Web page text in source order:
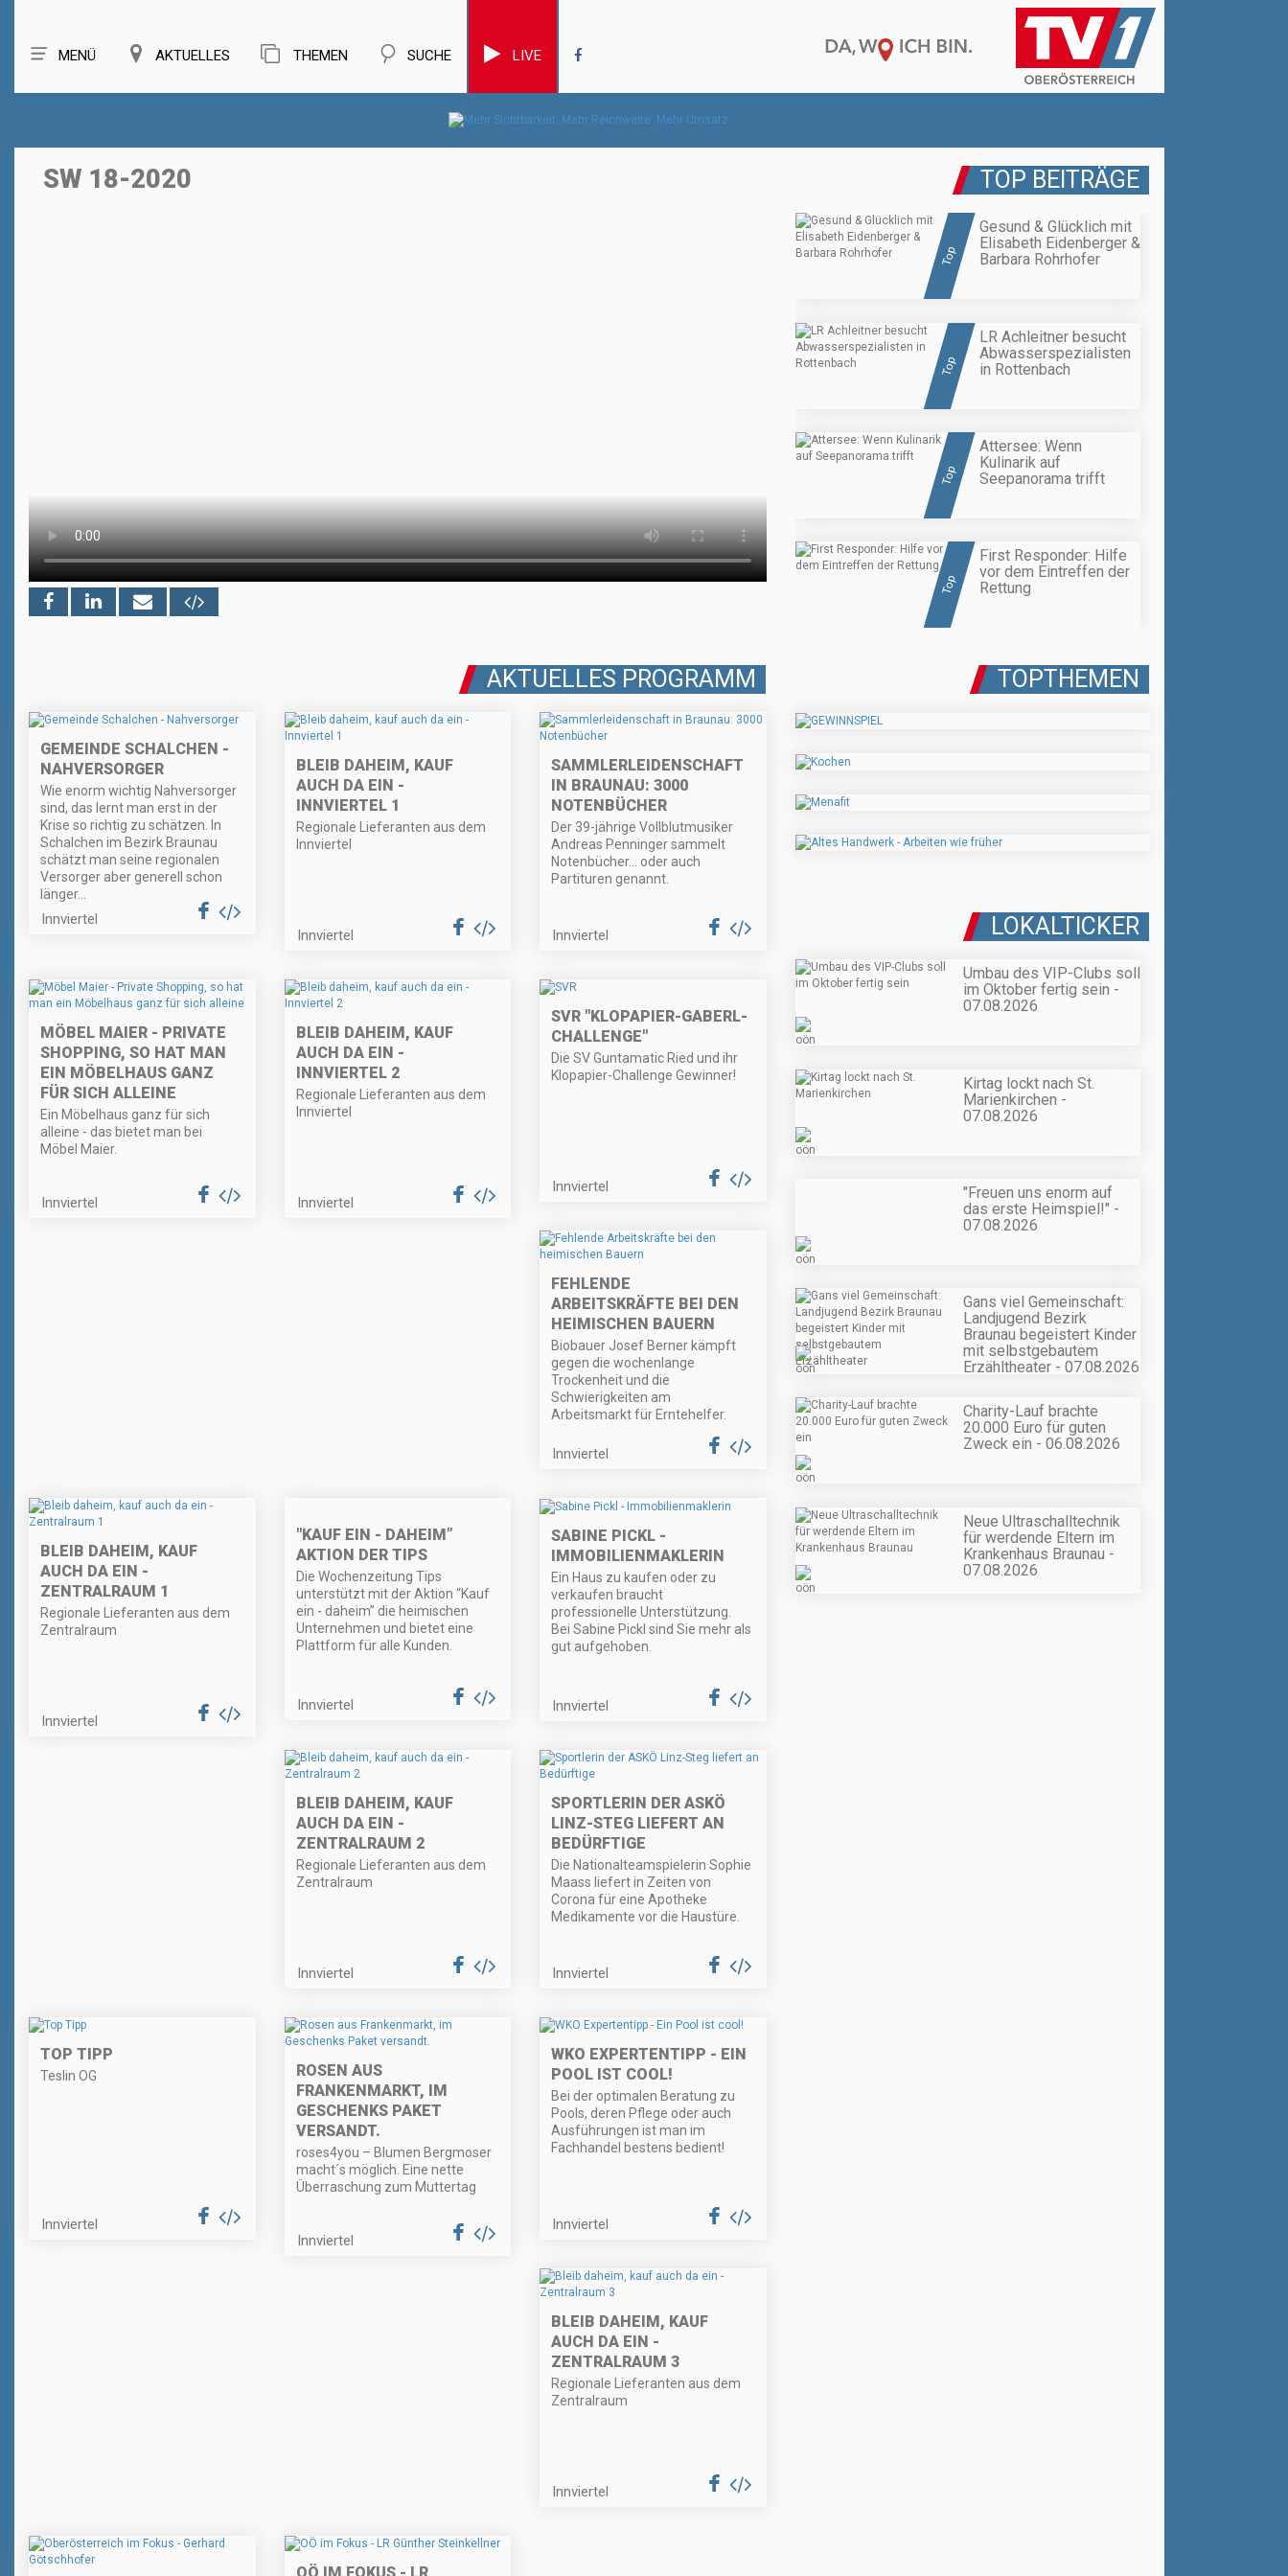
MENÜ AKTUELLES THEMEN SUCHE LIVE
SW 18-2020 TOP BEITRÄGE
Top
Gesund & Glücklich mit
Elisabeth Eidenberger &
Barbara Rohrhofer
Top
LR Achleitner besucht
Abwasserspezialisten
in Rottenbach
Top
Attersee: Wenn
Kulinarik auf
Seepanorama trifft
Top
First Responder: Hilfe
vor dem Eintreffen der
Rettung
AKTUELLES PROGRAMM
GEMEINDE SCHALCHEN -
NAHVERSORGER
Wie enorm wichtig Nahversorger
sind, das lernt man erst in der
Krise so richtig zu schätzen. In
Schalchen im Bezirk Braunau
schätzt man seine regionalen
Versorger aber generell schon
länger...
Innviertel
BLEIB DAHEIM, KAUF
AUCH DA EIN -
INNVIERTEL 1
Regionale Lieferanten aus dem
Innviertel
Innviertel
SAMMLERLEIDENSCHAFT
IN BRAUNAU: 3000
NOTENBÜCHER
Der 39-jährige Vollblutmusiker
Andreas Penninger sammelt
Notenbücher... oder auch
Partituren genannt.
Innviertel
MÖBEL MAIER - PRIVATE
SHOPPING, SO HAT MAN
EIN MÖBELHAUS GANZ
FÜR SICH ALLEINE
Ein Möbelhaus ganz für sich
alleine - das bietet man bei
Möbel Maier.
Innviertel
BLEIB DAHEIM, KAUF
AUCH DA EIN -
INNVIERTEL 2
Regionale Lieferanten aus dem
Innviertel
Innviertel
SVR "KLOPAPIER-GABERL-
CHALLENGE"
Die SV Guntamatic Ried und ihr
Klopapier-Challenge Gewinner!
Innviertel
FEHLENDE
ARBEITSKRÄFTE BEI DEN
HEIMISCHEN BAUERN
Biobauer Josef Berner kämpft
gegen die wochenlange
Trockenheit und die
Schwierigkeiten am
Arbeitsmarkt für Erntehelfer.
Innviertel
BLEIB DAHEIM, KAUF
AUCH DA EIN -
ZENTRALRAUM 1
Regionale Lieferanten aus dem
Zentralraum
Innviertel
"KAUF EIN - DAHEIM”
AKTION DER TIPS
Die Wochenzeitung Tips
unterstützt mit der Aktion “Kauf
ein - daheim” die heimischen
Unternehmen und bietet eine
Plattform für alle Kunden.
Innviertel
SABINE PICKL -
IMMOBILIENMAKLERIN
Ein Haus zu kaufen oder zu
verkaufen braucht
professionelle Unterstützung.
Bei Sabine Pickl sind Sie mehr als
gut aufgehoben.
Innviertel
BLEIB DAHEIM, KAUF
AUCH DA EIN -
ZENTRALRAUM 2
Regionale Lieferanten aus dem
Zentralraum
Innviertel
SPORTLERIN DER ASKÖ
LINZ-STEG LIEFERT AN
BEDÜRFTIGE
Die Nationalteamspielerin Sophie
Maass liefert in Zeiten von
Corona für eine Apotheke
Medikamente vor die Haustüre.
Innviertel
TOP TIPP
Teslin OG
Innviertel
ROSEN AUS
FRANKENMARKT, IM
GESCHENKS PAKET
VERSANDT.
roses4you – Blumen Bergmoser
macht´s möglich. Eine nette
Überraschung zum Muttertag
Innviertel
WKO EXPERTENTIPP - EIN
POOL IST COOL!
Bei der optimalen Beratung zu
Pools, deren Pflege oder auch
Ausführungen ist man im
Fachhandel bestens bedient!
Innviertel
BLEIB DAHEIM, KAUF
AUCH DA EIN -
ZENTRALRAUM 3
Regionale Lieferanten aus dem
Zentralraum
Innviertel
TOPTHEMEN
LOKALTICKER
Umbau des VIP-Clubs soll
im Oktober fertig sein -
07.08.2026
Kirtag lockt nach St.
Marienkirchen -
07.08.2026
"Freuen uns enorm auf
das erste Heimspiel!" -
07.08.2026
Gans viel Gemeinschaft:
Landjugend Bezirk
Braunau begeistert Kinder
mit selbstgebautem
Erzähltheater - 07.08.2026
Charity-Lauf brachte
20.000 Euro für guten
Zweck ein - 06.08.2026
Neue Ultraschalltechnik
für werdende Eltern im
Krankenhaus Braunau -
07.08.2026